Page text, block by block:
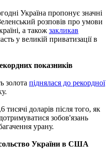
Україна пропонує значні
розповів про умови
а також закликав
у великій приватизації в
показників
золота піднялася до рекордної
доларів після того, як
зобов'язань
урану.
України в США